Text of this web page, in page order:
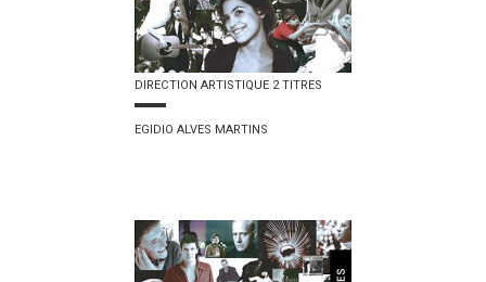
DIRECTION ARTISTIQUE 2 TITRES
EGIDIO ALVES MARTINS